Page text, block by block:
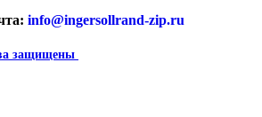
info@ingersollrand-zip.ru
защищены